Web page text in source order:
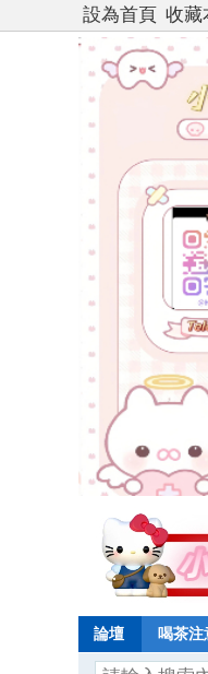
設為首頁 收藏
論壇 喝茶